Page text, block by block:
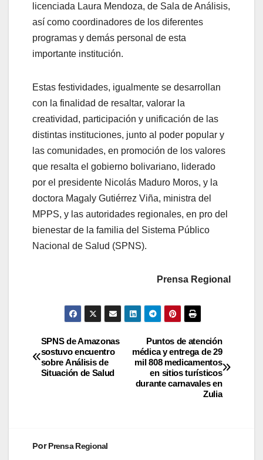
licenciada Laura Mendoza, de Sala de Análisis,
así como coordinadores de los diferentes
programas y demás personal de esta
importante institución.
Estas festividades, igualmente se desarrollan
con la finalidad de resaltar, valorar la
creatividad, participación y unificación de las
distintas instituciones, junto al poder popular y
las comunidades, en promoción de los valores
que resalta el gobierno bolivariano, liderado
por el presidente Nicolás Maduro Moros, y la
doctora Magaly Gutiérrez Viña, ministra del
MPPS, y las autoridades regionales, en pro del
bienestar de la familia del Sistema Público
Nacional de Salud (SPNS).
Prensa Regional
Puntos de atención
médica y entrega de 29
mil 808 medicamentos
en sitios turísticos
durante carnavales en
Zulia
SPNS de Amazonas
sostuvo encuentro
sobre Análisis de
Situación de Salud
PorPrensa Regional